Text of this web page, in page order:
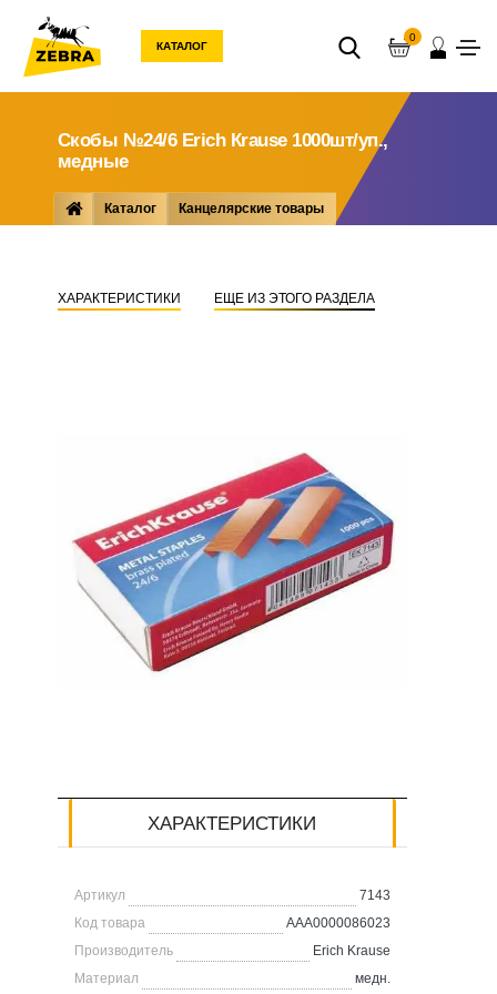
КАТАЛОГ
0
Скобы №24/6 Еrich Кrause 1000шт/уп.,
медные
Каталог Канцелярские товары
ХАРАКТЕРИСТИКИ
ЕЩЕ ИЗ ЭТОГО РАЗДЕЛА
ХАРАКТЕРИСТИКИ
Артикул
7143
Код товара
AAA0000086023
Производитель
Erich Krause
Материал
медн.